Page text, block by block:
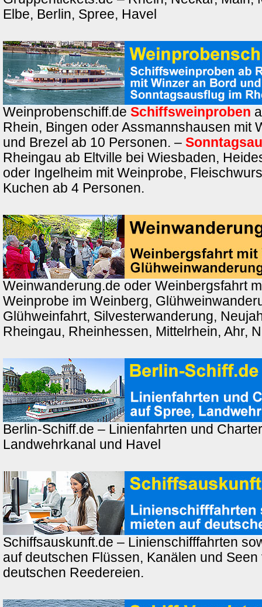
Elbe, Berlin, Spree, Havel
Weinprobenschiff.de Schiffsweinproben
Rhein, Bingen oder Assmannshausen mit
und Brezel ab 10 Personen. –
Rheingau ab Eltville bei Wiesbaden,
oder Ingelheim mit Weinprobe,
Kuchen ab 4 Personen.
Weinwanderung.de oder Weinbergsfahrt
Weinprobe im Weinberg,
Glühweinfahrt, Silvesterwanderung,
Rheingau, Rheinhessen, Mittelrhein, Ahr,
Berlin-Schiff.de – Linienfahrten und
Landwehrkanal und Havel
Schiffsauskunft.de – Linienschifffahrten
auf deutschen Flüssen, Kanälen und Seen
deutschen Reedereien.